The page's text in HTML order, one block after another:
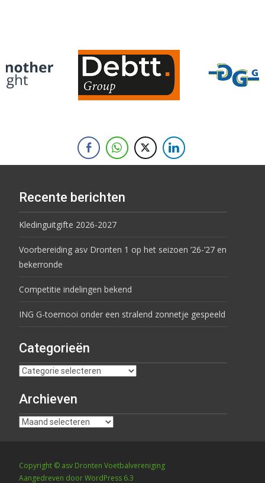
Recente berichten
Kledinguitgifte 2026-2027
Voorbereiding asv Dronten 1 op het seizoen ’26-’27 en
bekerronde
Competitie indelingen bekend
ING G-toernooi onder een stralend zonnetje gespeeld
Categorieën
Archieven
Copyright © asv Dronten Voetbalvereniging
Aangedreven door WordPress 6.3